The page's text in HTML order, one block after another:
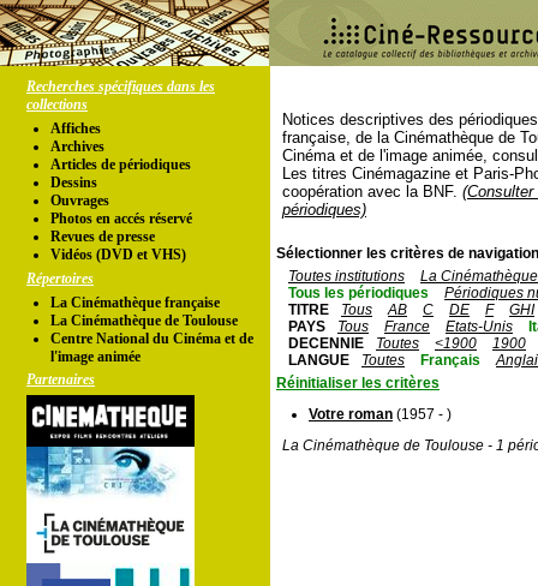
Recherches spécifiques dans les
collections
Affiches
Archives
Articles de périodiques
Dessins
Ouvrages
Photos en accés réservé
Revues de presse
Vidéos (DVD et VHS)
Répertoires
La Cinémathèque française
La Cinémathèque de Toulouse
Centre National du Cinéma et de
l'image animée
Partenaires
Notices descriptives des
française, de la Cinémathèque de
Cinéma et de l'image animée,
Les titres Cinémagazine et Paris-
coopération avec la BNF.
périodiques)
Sélectionner les critères de
Toutes institutions
La
Tous les périodiques
Périodiques
TITRE
Tous AB C DE F
GHI
PAYS
Tous France Etats-Unis
DECENNIE
Toutes <1900
1900
LANGUE
Toutes Français
Réinitialiser les critères
Votre roman (1957 - )
La Cinémathèque de Toulouse - 1